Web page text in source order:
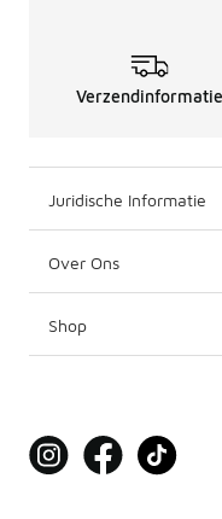
Verzendinformatie
Juridische Informatie
Over Ons
Shop